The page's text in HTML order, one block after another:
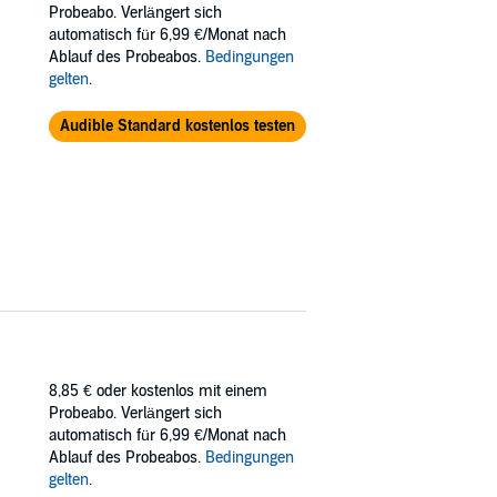
to a temporary nanny position as a
sexy head of security.
And when he learns that she’s in
in over her head, he’ll do anything and
but she trusts him to keep her safe, and
Probeabo. Verlängert sich
automatisch für 6,99 €/Monat nach
Ablauf des Probeabos. Bedingungen
gelten.
Audible Standard kostenlos testen
8,85 € oder kostenlos mit einem
Probeabo. Verlängert sich
automatisch für 6,99 €/Monat nach
Ablauf des Probeabos. Bedingungen
gelten.